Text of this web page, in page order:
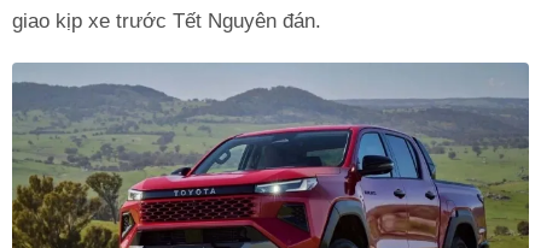
giao kịp xe trước Tết Nguyên đán.